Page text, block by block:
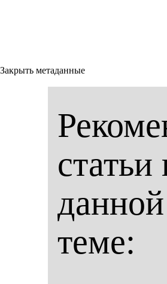
Закрыть метаданные
статьи
данной
теме: